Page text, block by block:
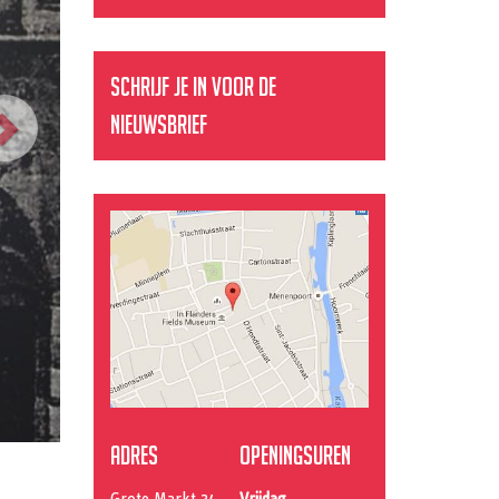
Schrijf je in voor de
nieuwsbrief
Adres Openingsuren